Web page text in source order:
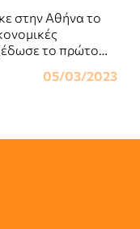
στην Αθήνα το
το πρώτο
05/03/2023